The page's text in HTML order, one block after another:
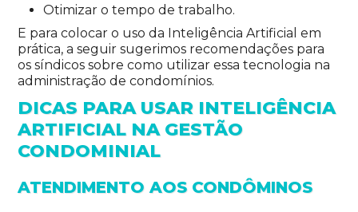
Otimizar o tempo de trabalho.
E para colocar o uso da Inteligência Artificial em
prática, a seguir sugerimos recomendações para
os síndicos sobre como utilizar essa tecnologia na
administração de condomínios.
DICAS PARA USAR INTELIGÊNCIA
ARTIFICIAL NA GESTÃO
CONDOMINIAL
ATENDIMENTO AOS CONDÔMINOS